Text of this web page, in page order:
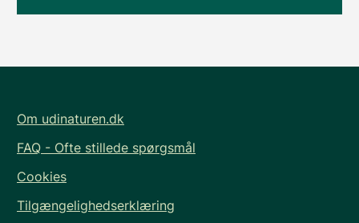
Om udinaturen.dk
FAQ - Ofte stillede spørgsmål
Cookies
Tilgængelighedserklæring